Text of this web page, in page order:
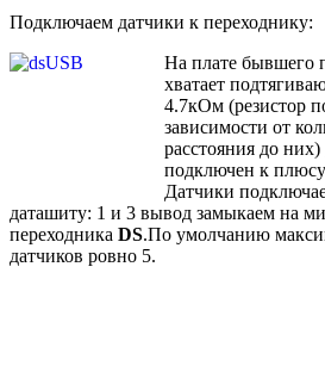
Подключаем датчики к переходнику:
На плате бывшего
хватает
4.7кОм (резистор
зависимости от
расстояния до
подключен к
Датчики
даташиту: 1 и 3 вывод замыкаем на
переходника DS.По умолчанию
датчиков ровно 5.